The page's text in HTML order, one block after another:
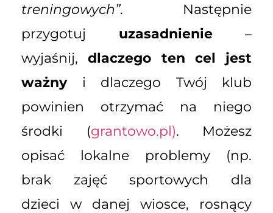
treningowych”. Następnie
przygotuj uzasadnienie–
wyjaśnij,dlaczego ten cel jest
ważnyi dlaczego Twój klub
powinien otrzymać na niego
środki (grantowo.pl). Możesz
opisać lokalne problemy (np.
brak zajęć sportowych dla
dzieci w danej wiosce, rosnący